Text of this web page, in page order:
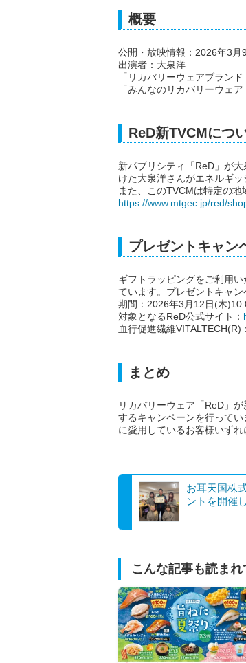
概要
公開・放映情報：2026年3月
出演者：大泉洋
「リカバリーウェアブラン
「みんなのリカバリーウェ
ReD新TVCMにつ
新パブリシティ「ReD」が
けた大泉洋さんがエネルギ
また、このTVCMは特定の
https://www.mtgec.jp/red/
プレゼントキャン
ギフトラッピングをご利用
ています。プレゼントキャ
期間：2026年3月12日(木
対象となるReD公式サイト：
血行促進繊維
まとめ
リカバリーウェア「ReD」
するキャンペーンを行って
に愛用しているお客様いず
お耳天国株
ントを開催
こんな記事も読ま